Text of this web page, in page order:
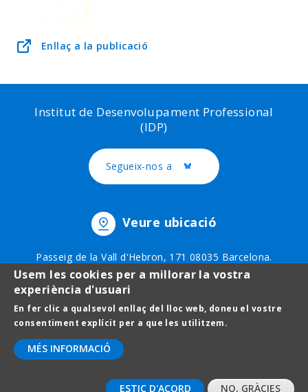
Enllaç a la publicació
Institut de Desenvolupament Professional
(IDP)
Segueix-nos a Twitter
Veure ubicació
Passeig de la Vall d'Hebron, 171 08035 Barcelona.
Telèfon: 93 403 51 75
Footer
menu
Avís legal
Protecció de dades
Usem les cookies per a millorar la vostra
experiència d'usuari
En fer clic a qualsevol enllaç del lloc web, doneu el vostre
consentiment explícit per a que les utilitzem.
MÉS INFORMACIÓ
ESTIC D'ACORD NO, GRÀCIES